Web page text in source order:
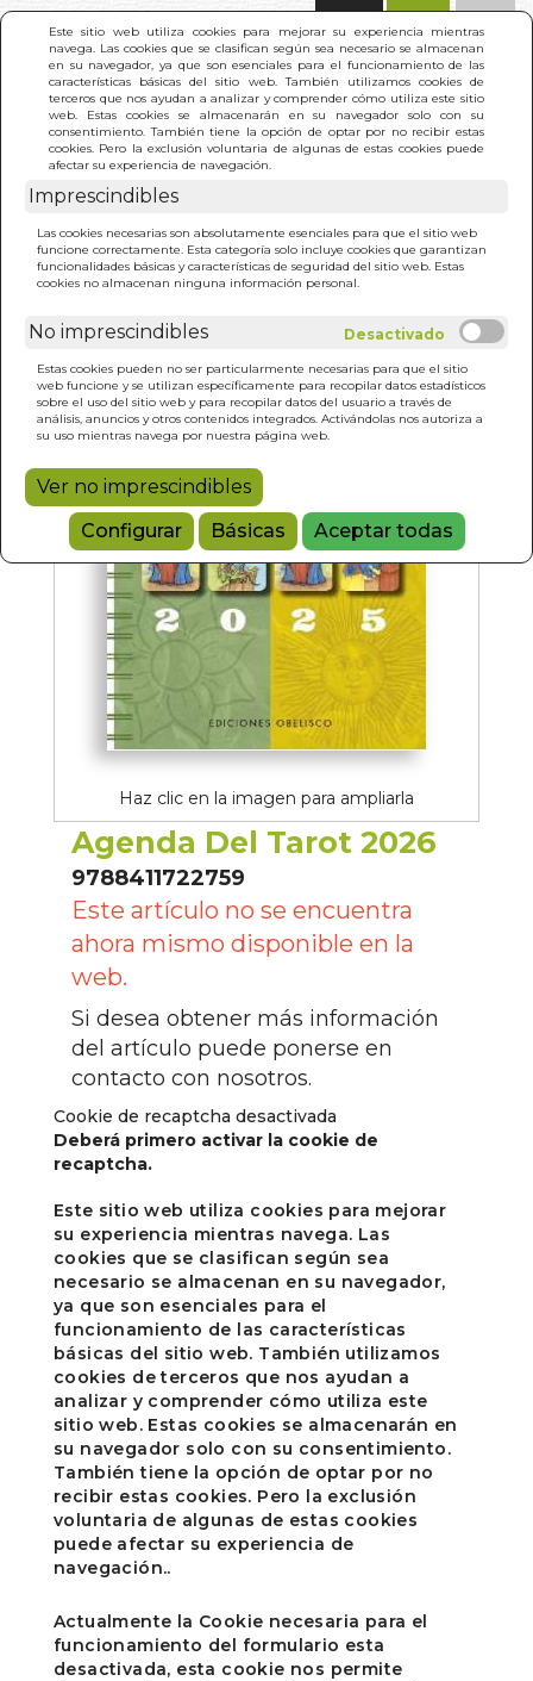
Este sitio web utiliza cookies para mejorar su experiencia mientras
navega. Las cookies que se clasifican según sea necesario se almacenan
en su navegador, ya que son esenciales para el funcionamiento de las
características básicas del sitio web. También utilizamos cookies de
terceros que nos ayudan a analizar y comprender cómo utiliza este sitio
web. Estas cookies se almacenarán en su navegador solo con su
consentimiento. También tiene la opción de optar por no recibir estas
cookies. Pero la exclusión voluntaria de algunas de estas cookies puede
afectar su experiencia de navegación.
Imprescindibles
Las cookies necesarias son absolutamente esenciales para que el sitio web
funcione correctamente. Esta categoría solo incluye cookies que garantizan
funcionalidades básicas y características de seguridad del sitio web. Estas
cookies no almacenan ninguna información personal.
No imprescindibles
Estas cookies pueden no ser particularmente necesarias para que el sitio
web funcione y se utilizan específicamente para recopilar datos estadísticos
sobre el uso del sitio web y para recopilar datos del usuario a través de
análisis, anuncios y otros contenidos integrados. Activándolas nos autoriza a
su uso mientras navega por nuestra página web.
Ver no imprescindibles
Configurar
Básicas Aceptar todas
INICIO > AGENDA DEL TAROT 2026
Haz clic en la imagen para ampliarla
Agenda Del Tarot 2026
9788411722759
Este artículo no se encuentra
ahora mismo disponible en la
web.
Si desea obtener más información
del artículo puede ponerse en
contacto con nosotros.
Cookie de recaptcha desactivada
Deberá primero activar la cookie de
recaptcha.
Este sitio web utiliza cookies para mejorar
su experiencia mientras navega. Las
cookies que se clasifican según sea
necesario se almacenan en su navegador,
ya que son esenciales para el
funcionamiento de las características
básicas del sitio web. También utilizamos
cookies de terceros que nos ayudan a
analizar y comprender cómo utiliza este
sitio web. Estas cookies se almacenarán en
su navegador solo con su consentimiento.
También tiene la opción de optar por no
recibir estas cookies. Pero la exclusión
voluntaria de algunas de estas cookies
puede afectar su experiencia de
navegación..
Actualmente la Cookie necesaria para el
funcionamiento del formulario esta
desactivada, esta cookie nos permite